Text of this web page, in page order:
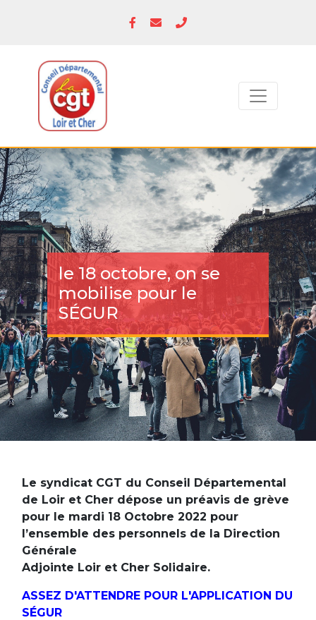
le 18 octobre, on se
mobilise pour le
SÉGUR
Le syndicat CGT du Conseil Départemental
de Loir et Cher dépose un préavis de grève
pour le mardi 18 Octobre 2022 pour
l’ensemble des personnels de la Direction
Générale
Adjointe Loir et Cher Solidaire.
ASSEZ D'ATTENDRE POUR L'APPLICATION DU
SÉGUR